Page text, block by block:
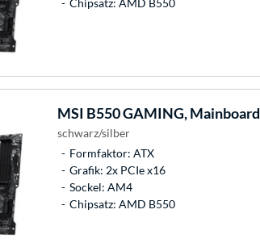
MSI B550 GAMING, Mainboard
schwarz/silber
Formfaktor: ATX
Grafik: 2x PCIe x16
Sockel: AM4
Chipsatz: AMD B550